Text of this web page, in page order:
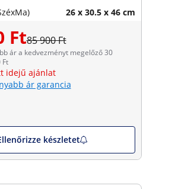
26 x 30.5 x 46 cm
Ft85 900 Ft
ár a kedvezményt megelőző 30
Ft
idejű ajánlat
ár garancia
készletet